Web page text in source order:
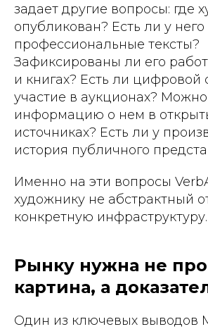
задает другие вопросы: где
опубликован? Есть ли у него
профессиональные тексты?
Зафиксированы ли его
и книгах? Есть ли цифровой
участие в аукционах?
информацию о нем в
источниках? Есть ли у
история публичного
Именно на эти вопросы
художнику не абстрактный
конкретную инфраструктуру.
Рынку нужна не
картина, а
Один из ключевых выводов